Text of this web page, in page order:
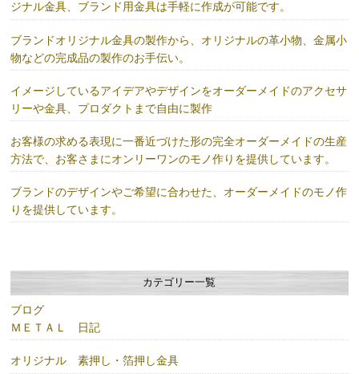
ジナル金具、ブランド用金具は手軽に作成が可能です。
ブランドオリジナル金具の製作から、オリジナルの革小物、金属小
物などの完成品の製作のお手伝い。
イメージしているアイデアやデザインをオーダーメイドのアクセサ
リーや金具、プロダクトまで自由に製作
お客様の求める表現に一番近づけた形の完全オーダーメイドの生産
方法で、お客さまにオンリーワンのモノ作りを提供しています。
ブランドのデザインやご希望に合わせた、オーダーメイドのモノ作
りを提供しています。
カテゴリー一覧
ブログ
ＭＥＴＡＬ 日記
オリジナル 素押し・箔押し金具